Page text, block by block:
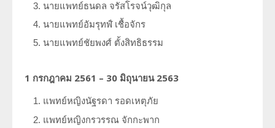
นายแพทย์ธนดล จรัสโรจน์วุฒิกุล
นายแพทย์อัมรุทฬ์ เชื้อจักร
นายแพทย์ชัยพงศ์ ตั้งสิทธิธรรม
1 กรกฎาคม 2561 – 30 มิถุนายน 2563
แพทย์หญิงนัฐรดา รอดเหตุภัย
แพทย์หญิงกรวรรณ จักกะพาก